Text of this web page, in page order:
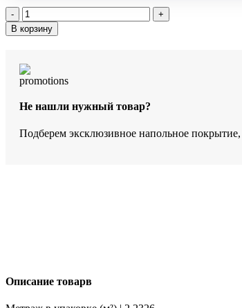
Количество
товара
SPC-
StoneWood
Дарк
Гэлакси
001-
В корзину
Не нашли нужный товар?
Подберем эксклюзивное напольное покрытие,
Описание товарв